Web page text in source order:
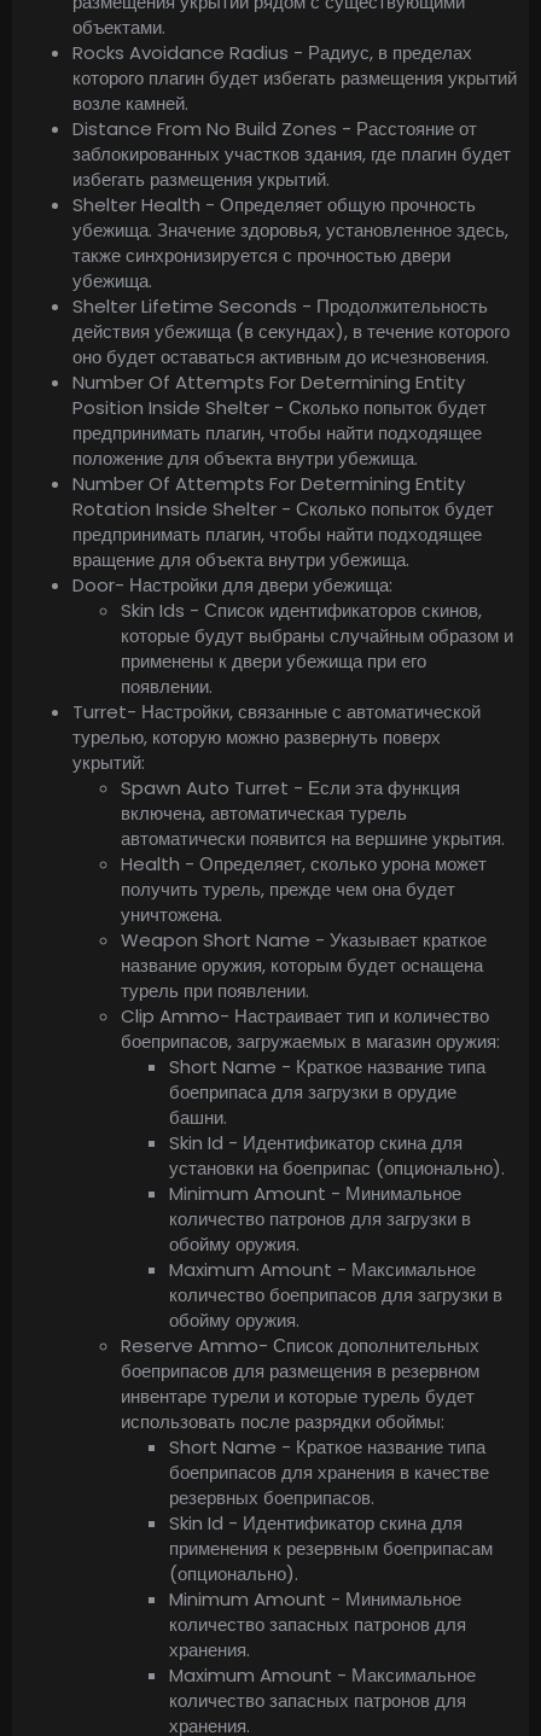
объектами.
Rocks Avoidance Radius - Радиус, в пределах
которого плагин будет избегать размещения укрытий
возле камней.
Distance From No Build Zones - Расстояние от
заблокированных участков здания, где плагин будет
избегать размещения укрытий.
Shelter Health - Определяет общую прочность
убежища. Значение здоровья, установленное здесь,
также синхронизируется с прочностью двери
убежища.
Shelter Lifetime Seconds - Продолжительность
действия убежища (в секундах), в течение которого
оно будет оставаться активным до исчезновения.
Number Of Attempts For Determining Entity
Position Inside Shelter - Сколько попыток будет
предпринимать плагин, чтобы найти подходящее
положение для объекта внутри убежища.
Number Of Attempts For Determining Entity
Rotation Inside Shelter - Сколько попыток будет
предпринимать плагин, чтобы найти подходящее
вращение для объекта внутри убежища.
Door- Настройки для двери убежища:
Skin Ids - Список идентификаторов скинов,
которые будут выбраны случайным образом и
применены к двери убежища при его
появлении.
Turret- Настройки, связанные с автоматической
турелью, которую можно развернуть поверх
укрытий:
Spawn Auto Turret - Если эта функция
включена, автоматическая турель
автоматически появится на вершине укрытия.
Health - Определяет, сколько урона может
получить турель, прежде чем она будет
уничтожена.
Weapon Short Name - Указывает краткое
название оружия, которым будет оснащена
турель при появлении.
Clip Ammo- Настраивает тип и количество
боеприпасов, загружаемых в магазин оружия:
Short Name - Краткое название типа
боеприпаса для загрузки в орудие
башни.
Skin Id - Идентификатор скина для
установки на боеприпас (опционально).
Minimum Amount - Минимальное
количество патронов для загрузки в
обойму оружия.
Maximum Amount - Максимальное
количество боеприпасов для загрузки в
обойму оружия.
Reserve Ammo- Список дополнительных
боеприпасов для размещения в резервном
инвентаре турели и которые турель будет
использовать после разрядки обоймы:
Short Name - Краткое название типа
боеприпасов для хранения в качестве
резервных боеприпасов.
Skin Id - Идентификатор скина для
применения к резервным боеприпасам
(опционально).
Minimum Amount - Минимальное
количество запасных патронов для
хранения.
Maximum Amount - Максимальное
количество запасных патронов для
хранения.